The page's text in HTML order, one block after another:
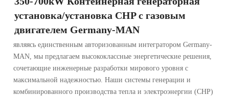
установка/установка CHP с газовым
двигателем Germany-MAN
являясь единственным авторизованным интегратором Germany-
MAN, мы предлагаем высококлассные энергетические решения,
сочетающие инженерные разработки мирового уровня с
максимальной надежностью. Наши системы генерации и
комбинированного производства тепла и электроэнергии (CHP)